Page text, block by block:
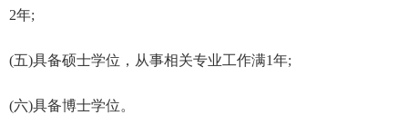
2年;
(五)具备硕士学位，从事相关专业工作满1年;
(六)具备博士学位。